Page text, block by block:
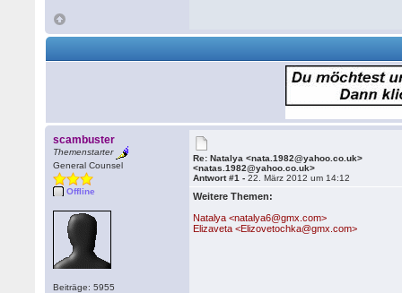
scambuster
Themenstarter
General Counsel
Offline
Beiträge: 5955
Re: Natalya <nata.1982@yahoo.co.uk>
<natas.1982@yahoo.co.uk>
Antwort #1 -22. März 2012 um 14:12
Weitere Themen:
Natalya <natalya6@gmx.com>
Elizaveta <Elizovetochka@gmx.com>